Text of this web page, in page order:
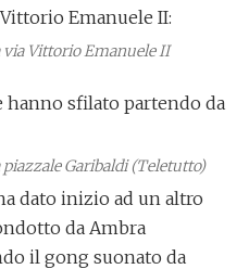
Emanuele II:
via Vittorio Emanuele II
hanno sfilato partendo da
piazzale Garibaldi (Teletutto)
dato inizio ad un altro
da Ambra
il gong suonato da